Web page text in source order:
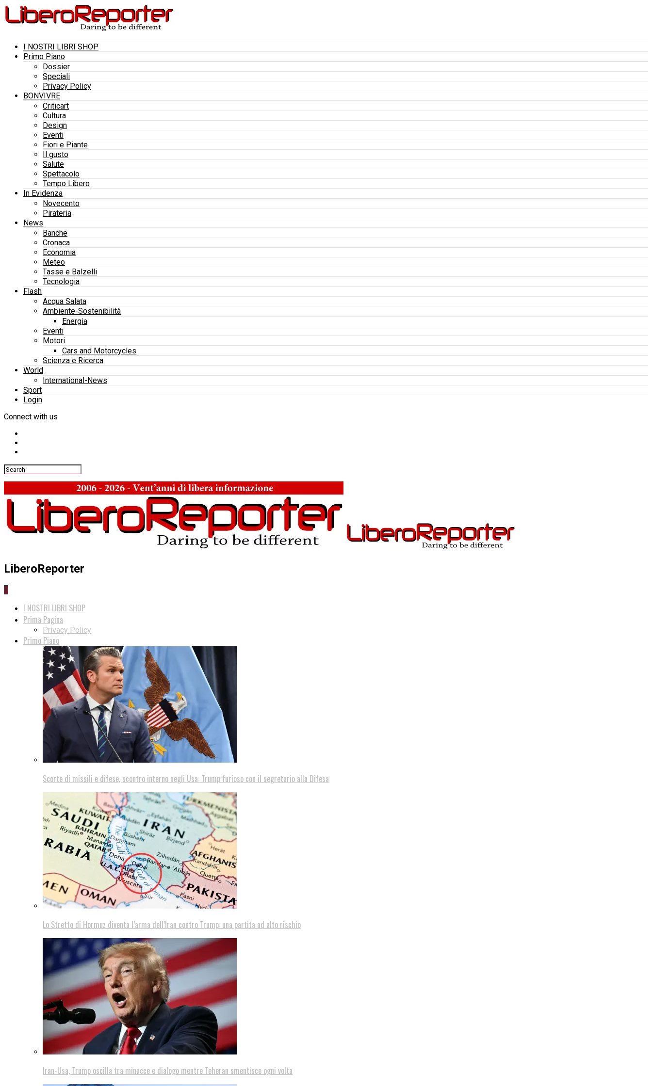
I NOSTRI LIBRI SHOP
Primo Piano
Dossier
Speciali
Privacy Policy
BONVIVRE
Criticart
Cultura
Design
Eventi
Fiori e Piante
Il gusto
Salute
Spettacolo
Tempo Libero
In Evidenza
Novecento
Pirateria
News
Banche
Cronaca
Economia
Meteo
Tasse e Balzelli
Tecnologia
Flash
Acqua Salata
Ambiente-Sostenibilità
Energia
Eventi
Motori
Cars and Motorcycles
Scienza e Ricerca
World
International-News
Sport
Login
Connect with us
LiberoReporter
0
I NOSTRI LIBRI SHOP
Prima Pagina
Privacy Policy
Primo Piano
Scorte di missili e difese, scontro interno negli Usa: Trump furioso con il segretario alla Difesa
Lo Stretto di Hormuz diventa l’arma dell’Iran contro Trump: una partita ad alto rischio
Iran-Usa, Trump oscilla tra minacce e dialogo mentre Teheran smentisce ogni volta